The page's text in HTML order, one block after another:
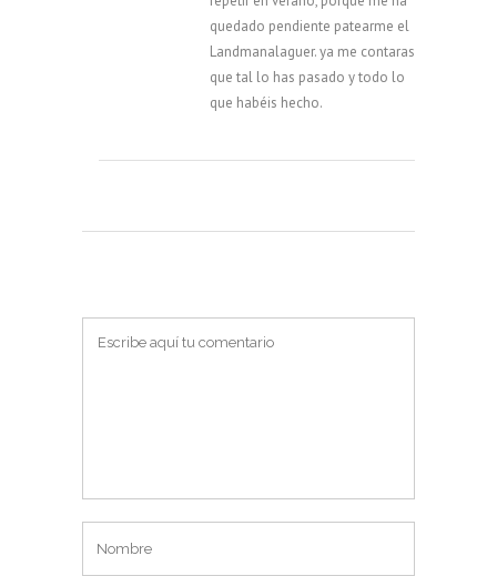
quedado pendiente patearme el
Landmanalaguer. ya me contaras
que tal lo has pasado y todo lo
que habéis hecho.